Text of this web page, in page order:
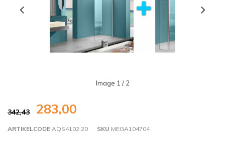
Image 1 / 2
342,43 283,00
ARTIKELCODE AQS4102.20 SKU MEGA104704